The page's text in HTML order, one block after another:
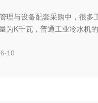
理与设备配套采购中，很
为K千瓦，普通工业冷水机
10